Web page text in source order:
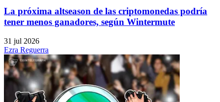
La próxima altseason de las criptomonedas podría
tener menos ganadores, según Wintermute
31 jul 2026
Ezra Reguerra